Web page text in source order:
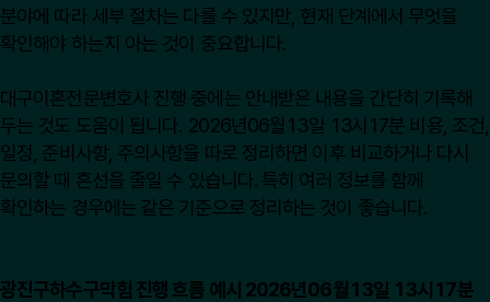
분야에 따라 세부 절차는 다를 수 있지만, 현재 단계에서 무엇을
확인해야 하는지 아는 것이 중요합니다.
대구이혼전문변호사 진행 중에는 안내받은 내용을 간단히 기록해
두는 것도 도움이 됩니다. 2026년06월13일 13시17분 비용, 조건,
일정, 준비사항, 주의사항을 따로 정리하면 이후 비교하거나 다시
문의할 때 혼선을 줄일 수 있습니다. 특히 여러 정보를 함께
확인하는 경우에는 같은 기준으로 정리하는 것이 좋습니다.
광진구하수구막힘 진행 흐름 예시 2026년06월13일 13시17분